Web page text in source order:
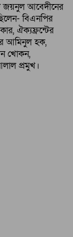
জয়নুল আবেদীনের
বিএনপির
ঐক্যফ্রন্টের
আমিনুল হক,
খোকন,
প্রমুখ।